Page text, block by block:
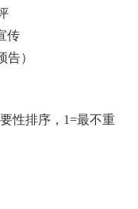
传
）
性排序，1=最不重